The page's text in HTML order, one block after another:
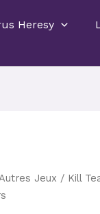
Heresy
Jeux / Kill
Le
Le